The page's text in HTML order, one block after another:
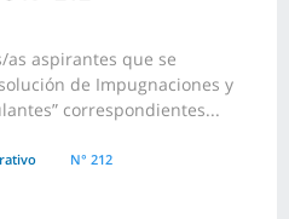
as aspirantes que se
de Impugnaciones y
correspondientes...
N° 212